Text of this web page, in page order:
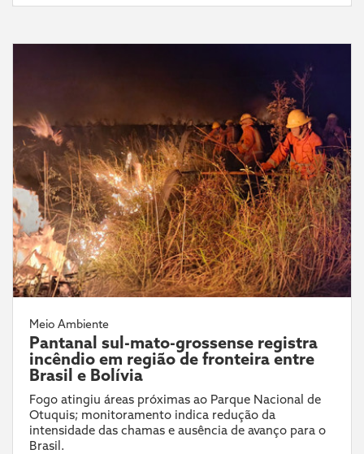
Meio Ambiente
Pantanal sul-mato-grossense registra
incêndio em região de fronteira entre
Brasil e Bolívia
Fogo atingiu áreas próximas ao Parque Nacional de
Otuquis; monitoramento indica redução da
intensidade das chamas e ausência de avanço para o
Brasil.